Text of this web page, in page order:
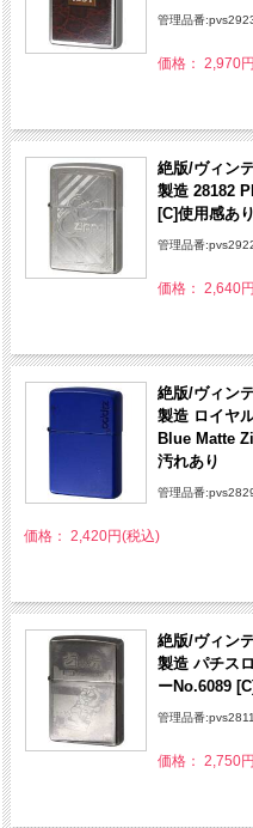
管理品番
価格： 2,970
絶版/ヴィン
製造 28182
[C]使用感あ
管理品番
価格： 2,640
絶版/ヴィン
製造 ロイヤ
Blue Matte
汚れあり
管理品番
価格： 2,420円(税込)
絶版/ヴィン
製造 パチス
ーNo.6089
管理品番
価格： 2,750